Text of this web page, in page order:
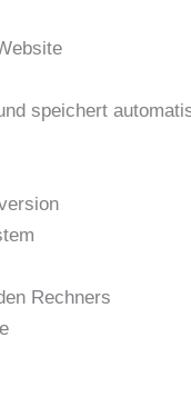
speichert
Rechners